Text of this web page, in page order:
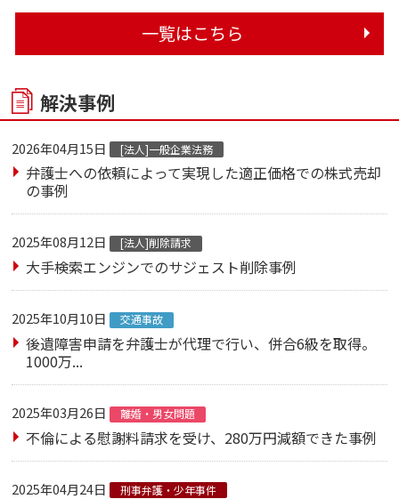
一覧はこちら
解決事例
2026年04月15日 [法人]一般企業法務
弁護士への依頼によって実現した適正価格での株式売却
の事例
2025年08月12日 [法人]削除請求
大手検索エンジンでのサジェスト削除事例
2025年10月10日 交通事故
後遺障害申請を弁護士が代理で行い、併合6級を取得。
1000万...
2025年03月26日 離婚・男女問題
不倫による慰謝料請求を受け、280万円減額できた事例
2025年04月24日 刑事弁護・少年事件